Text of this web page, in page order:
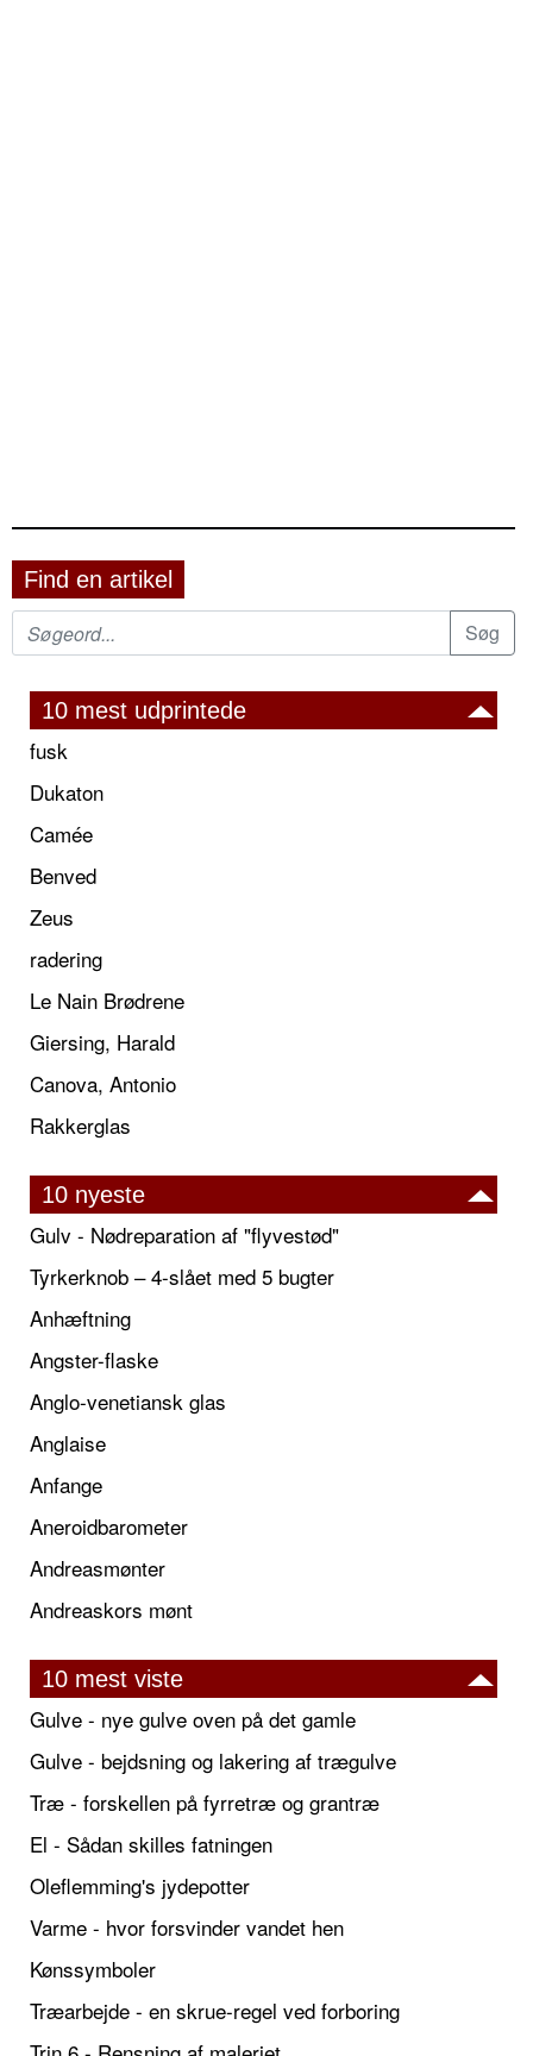
Find en artikel
10 mest udprintede
fusk
Dukaton
Camée
Benved
Zeus
radering
Le Nain Brødrene
Giersing, Harald
Canova, Antonio
Rakkerglas
10 nyeste
Gulv - Nødreparation af "flyvestød"
Tyrkerknob – 4-slået med 5 bugter
Anhæftning
Angster-flaske
Anglo-venetiansk glas
Anglaise
Anfange
Aneroidbarometer
Andreasmønter
Andreaskors mønt
10 mest viste
Gulve - nye gulve oven på det gamle
Gulve - bejdsning og lakering af trægulve
Træ - forskellen på fyrretræ og grantræ
El - Sådan skilles fatningen
Oleflemming's jydepotter
Varme - hvor forsvinder vandet hen
Kønssymboler
Træarbejde - en skrue-regel ved forboring